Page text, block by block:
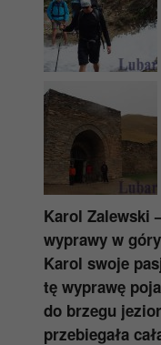
Karol Zalewski
wyprawy w
Karol swoje
tę wyprawę
do brzegu
przebiegała